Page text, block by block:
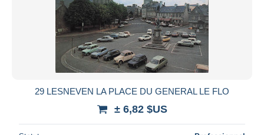
29 LESNEVEN LA PLACE DU GENERAL LE FLO
± 6,82 $US